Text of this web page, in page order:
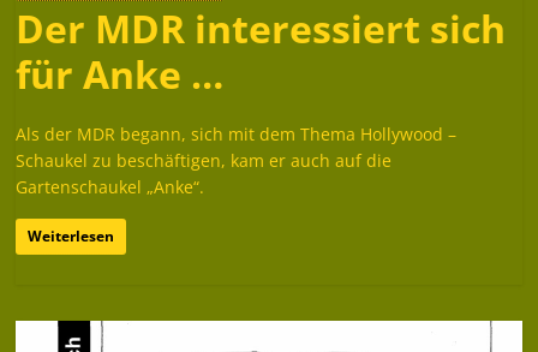
Der MDR interessiert sich
für Anke …
Als der MDR begann, sich mit dem Thema Hollywood –
Schaukel zu beschäftigen, kam er auch auf die
Gartenschaukel „Anke“.
Weiterlesen